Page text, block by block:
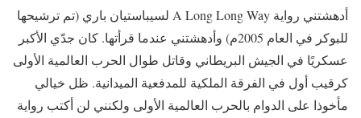
أدهشتني رواية A Long Long Way لسيباستيان باري (تم ترشيحها
للبوكر في العام 2005م) وأدهشتني عندما قرأتها. كان جدّي الأكبر
عسكريًا في الجيش البريطاني وقاتل طوال الحرب العالمية الأولى
كرقيب أول في الفرقة الملكية للمدفعية الميدانية. ظل خيالي
مأخوذا على الدوام بالحرب العالمية الأولى ولكنني لن أكتب رواية